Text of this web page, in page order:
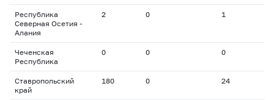
Республика
Северная Осетия -
Алания
2 0 1
Чеченская
Республика
0 0 0
Ставропольский
край
180 0 24